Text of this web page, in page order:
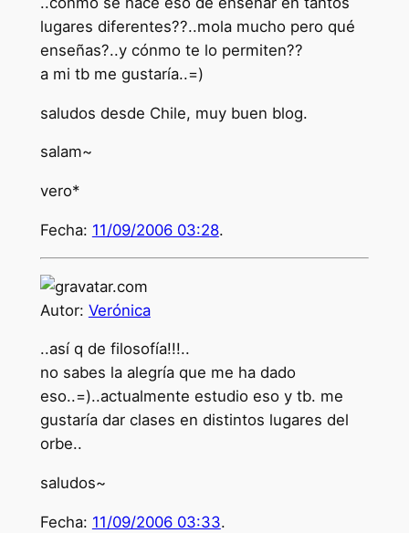
lugares diferentes??..mola mucho pero qué
enseñas?..y cónmo te lo permiten??
a mi tb me gustaría..=)
saludos desde Chile, muy buen blog.
salam~
vero*
Fecha: 11/09/2006 03:28.
Autor: Verónica
..así q de filosofía!!!..
no sabes la alegría que me ha dado
eso..=)..actualmente estudio eso y tb. me
gustaría dar clases en distintos lugares del
orbe..
saludos~
Fecha: 11/09/2006 03:33.